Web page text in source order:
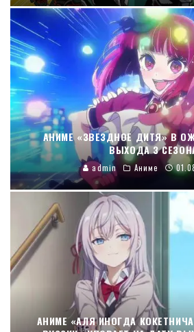
АНИМЕ «ЗВЕЗДНОЕ ДИТЯ» В
ВЫХОДА 3
admin Аниме
АНИМЕ «АЛЯ ИНОГДА